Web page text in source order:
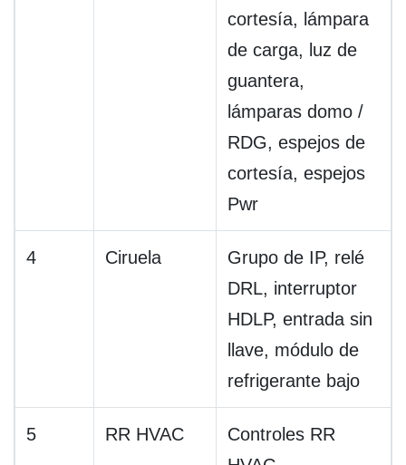
cortesía, lámpara
de carga, luz de
guantera,
lámparas domo /
RDG, espejos de
cortesía, espejos
Pwr
4 Ciruela
Grupo de IP, relé
DRL, interruptor
HDLP, entrada sin
llave, módulo de
refrigerante bajo
5 RR HVAC
Controles RR